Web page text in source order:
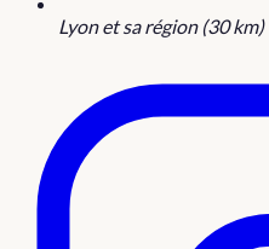
Lyon et sa région (30 km)